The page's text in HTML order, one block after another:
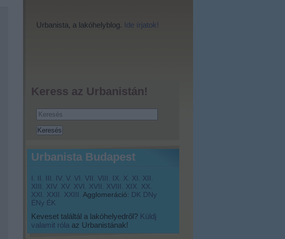
Urbanista, a lakóhelyblog. Ide írjatok!
Keress az Urbanistán!
Urbanista Budapest
I. II. III. IV. V. VI. VII. VIII. IX. X. XI.
XII.
XIII.
XIV. XV. XVI. XVII. XVIII. XIX.
XX.
XXI.
XXII. XXIII. Agglomeráció: DK DNy
ÉNy ÉK
Keveset találtál a lakóhelyedről? Küldj
valamit róla az Urbanistának!